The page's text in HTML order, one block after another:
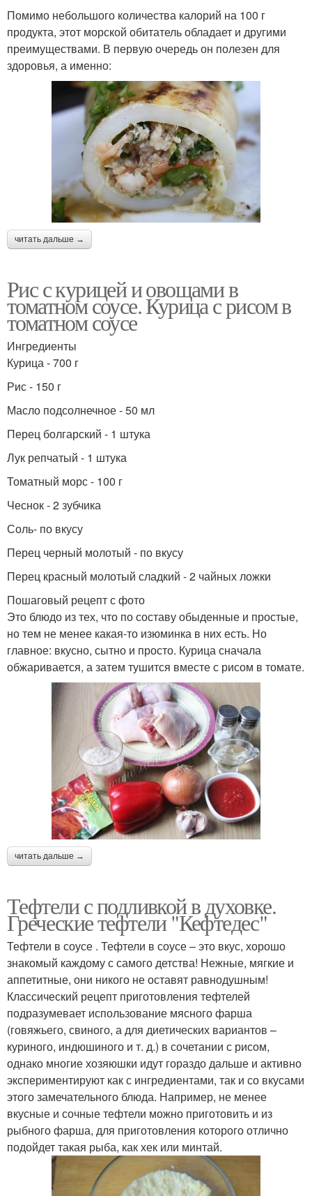
Помимо небольшого количества калорий на 100 г
продукта, этот морской обитатель обладает и другими
преимуществами. В первую очередь он полезен для
здоровья, а именно:
читать дальше →
Рис с курицей и овощами в
томатном соусе. Курица с рисом в
томатном соусе
Ингредиенты
Курица - 700 г
Рис - 150 г
Масло подсолнечное - 50 мл
Перец болгарский - 1 штука
Лук репчатый - 1 штука
Томатный морс - 100 г
Чеснок - 2 зубчика
Соль- по вкусу
Перец черный молотый - по вкусу
Перец красный молотый сладкий - 2 чайных ложки
Пошаговый рецепт с фото
Это блюдо из тех, что по составу обыденные и простые,
но тем не менее какая-то изюминка в них есть. Но
главное: вкусно, сытно и просто. Курица сначала
обжаривается, а затем тушится вместе с рисом в томате.
читать дальше →
Тефтели с подливкой в духовке.
Греческие тефтели "Кефтедес"
Тефтели в соусе . Тефтели в соусе – это вкус, хорошо
знакомый каждому с самого детства! Нежные, мягкие и
аппетитные, они никого не оставят равнодушным!
Классический рецепт приготовления тефтелей
подразумевает использование мясного фарша
(говяжьего, свиного, а для диетических вариантов –
куриного, индюшиного и т. д.) в сочетании с рисом,
однако многие хозяюшки идут гораздо дальше и активно
экспериментируют как с ингредиентами, так и со вкусами
этого замечательного блюда. Например, не менее
вкусные и сочные тефтели можно приготовить и из
рыбного фарша, для приготовления которого отлично
подойдет такая рыба, как хек или минтай.